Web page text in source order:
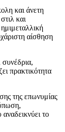
και άνετη
και
αίσθηση
συνέδρια,
πρακτικότητα
της επωνυμίας
το